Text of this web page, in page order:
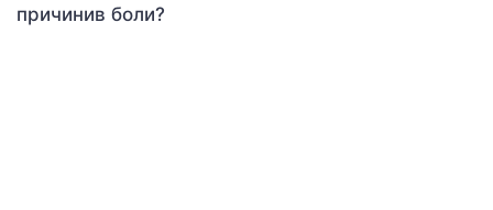
причинив боли?